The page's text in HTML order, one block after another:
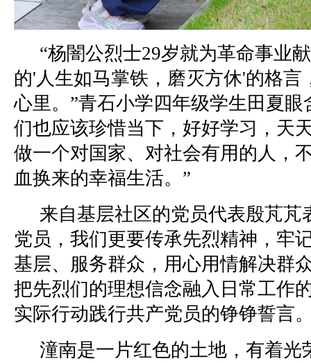
“杨闇公烈士29岁就为革命事业
的'人生如马掌铁，磨灭方休'的格言
心里。”青石小学四年级学生田夏眼
们也应该珍惜当下，好好学习，天
做一个对国家、对社会有用的人，
血换来的幸福生活。”
来自基层社区的党员代表殷芃芃
党员，我们更要传承先烈精神，牢
基层、服务群众，用心用情解决群
把先烈们的理想信念融入日常工作
实际行动践行共产党员的铮铮誓言
潼南是一片红色的土地，有着光